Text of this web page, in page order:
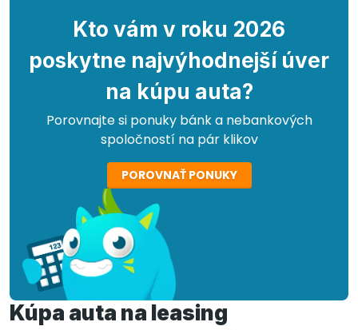
Kto vám v roku 2026
poskytne najvýhodnejší úver
na kúpu auta?
Porovnajte si ponuky bánk a nebankových
spoločností na pár klikov
POROVNAŤ PONUKY
Kúpa auta na leasing